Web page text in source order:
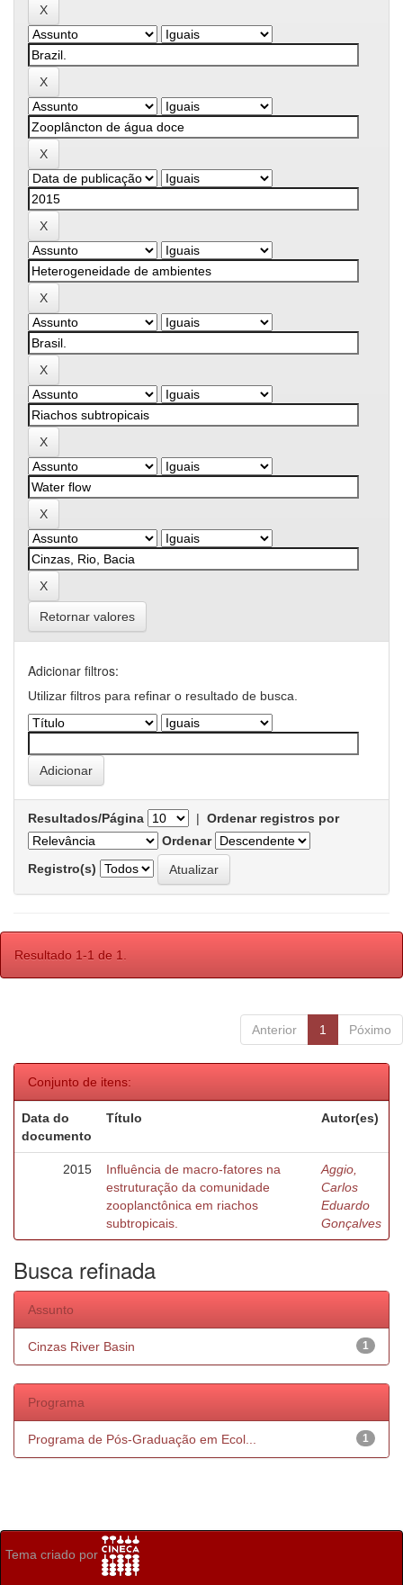
Retornar valores
Adicionar filtros:
Utilizar filtros para refinar o resultado de busca.
Resultados/Página | Ordenar registros por
Ordenar
Registro(s)
Resultado 1-1 de 1.
Anterior 1 Póximo
Conjunto de itens:
Data do
documento
Título Autor(es)
2015
Influência de macro-fatores na
estruturação da comunidade
zooplanctônica em riachos
subtropicais.
Aggio,
Carlos
Eduardo
Gonçalves
Busca refinada
Assunto
1
Cinzas River Basin
Programa
1
Programa de Pós-Graduação em Ecol...
Tema criado por